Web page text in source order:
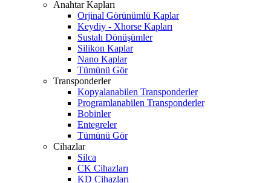
Anahtar Kapları
Orjinal Görünümlü Kaplar
Keydiy - Xhorse Kapları
Sustalı Dönüşümler
Silikon Kaplar
Nano Kaplar
Tümünü Gör
Transponderler
Kopyalanabilen Transponderler
Programlanabilen Transponderler
Bobinler
Entegreler
Tümünü Gör
Cihazlar
Silca
CK Cihazları
KD Cihazları